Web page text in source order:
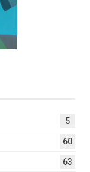
5
60
63